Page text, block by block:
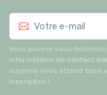
Vous pouvez vous
informations de contact
surprise vous attend dans
inscription !